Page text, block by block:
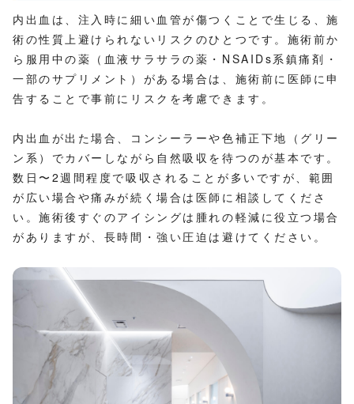
内出血は、注入時に細い血管が傷つくことで生じる、施
術の性質上避けられないリスクのひとつです。施術前か
ら服用中の薬（血液サラサラの薬・NSAIDs系鎮痛剤・
一部のサプリメント）がある場合は、施術前に医師に申
告することで事前にリスクを考慮できます。
内出血が出た場合、コンシーラーや色補正下地（グリー
ン系）でカバーしながら自然吸収を待つのが基本です。
数日〜2週間程度で吸収されることが多いですが、範囲
が広い場合や痛みが続く場合は医師に相談してくださ
い。施術後すぐのアイシングは腫れの軽減に役立つ場合
がありますが、長時間・強い圧迫は避けてください。